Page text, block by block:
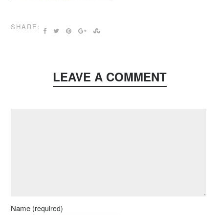
SHARE:
LEAVE A COMMENT
Name (required)